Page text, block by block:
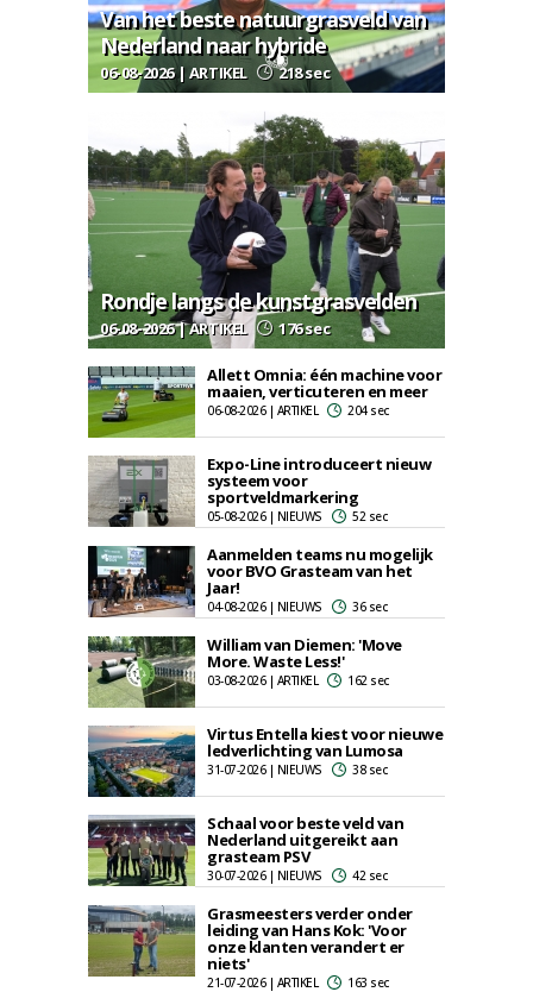
Van het beste natuurgrasveld van
Nederland naar hybride
06-08-2026 | ARTIKEL 218 sec
Rondje langs de kunstgrasvelden
06-08-2026 | ARTIKEL 176 sec
Allett Omnia: één machine voor
maaien, verticuteren en meer
06-08-2026 | ARTIKEL 204 sec
Expo-Line introduceert nieuw
systeem voor
sportveldmarkering
05-08-2026 | NIEUWS 52 sec
Aanmelden teams nu mogelijk
voor BVO Grasteam van het
Jaar!
04-08-2026 | NIEUWS 36 sec
William van Diemen: 'Move
More. Waste Less!'
03-08-2026 | ARTIKEL 162 sec
Virtus Entella kiest voor nieuwe
ledverlichting van Lumosa
31-07-2026 | NIEUWS 38 sec
Schaal voor beste veld van
Nederland uitgereikt aan
grasteam PSV
30-07-2026 | NIEUWS 42 sec
Grasmeesters verder onder
leiding van Hans Kok: 'Voor
onze klanten verandert er
niets'
21-07-2026 | ARTIKEL 163 sec